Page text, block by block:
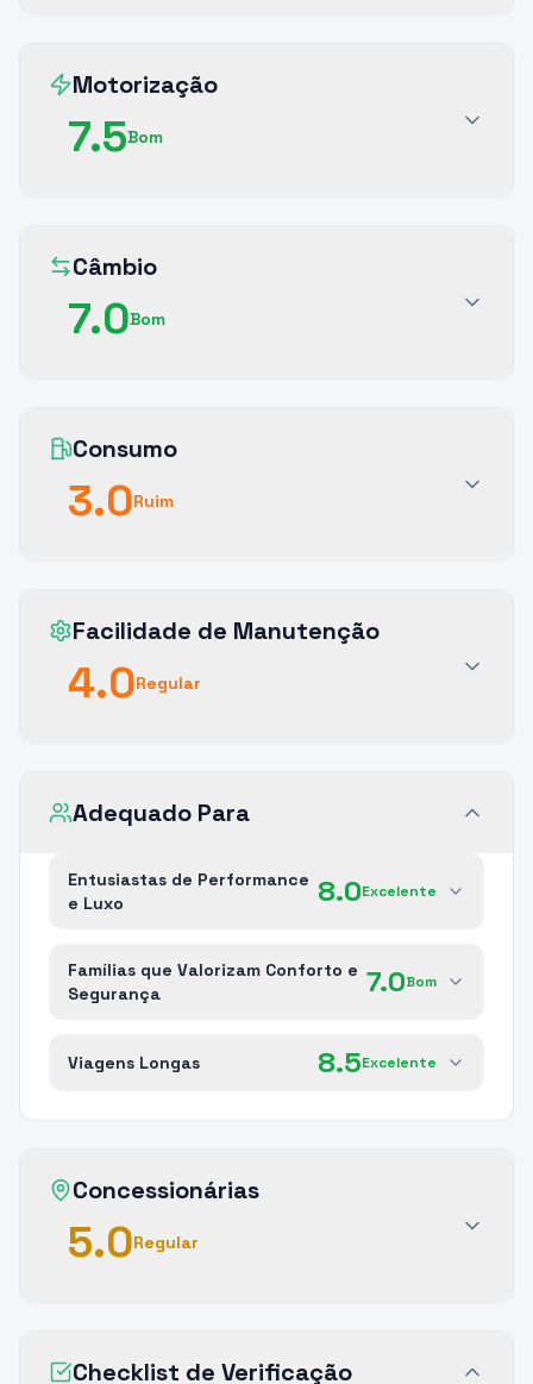
Motorização
7.5Bom
Câmbio
7.0Bom
Consumo
3.0Ruim
Facilidade de Manutenção
4.0Regular
Adequado Para
Entusiastas de Performance
e Luxo
8.0Excelente
Famílias que Valorizam Conforto e
Segurança
7.0Bom
Viagens Longas 8.5Excelente
Concessionárias
5.0Regular
Checklist de Verificação